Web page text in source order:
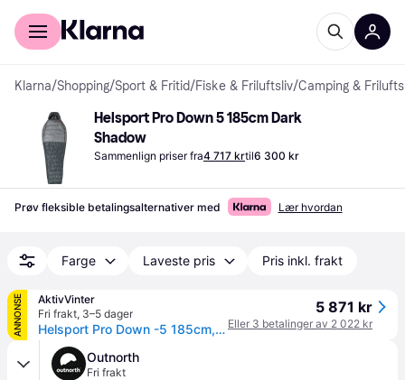
For kunder
Klarna/Shopping/Sport & Fritid/Fiske & Friluftsliv/Camping &
Helsport Pro Down 5 185cm Dark
Shadow
Sammenlign priser fra4 717 krtil6 300 kr
Prøv fleksible betalingsalternativer med Lær hvordan
Farge Laveste pris Pris inkl. frakt
ANNONSE
AktivVinter
Fri frakt, 3–5 dager
Helsport Pro Down -5 185cm, sovepose, grå
5 871 kr
Eller 3 betalinger av 2 022 kr
Outnorth
Fri frakt